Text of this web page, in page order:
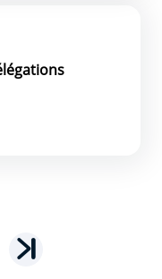
suivante